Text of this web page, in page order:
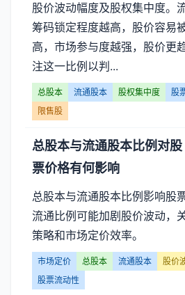
股价波动幅度及股权集中度。
筹码锁定程度越高，股价容易
高，市场参与度越强，股价更
注这一比例以判...
总股本 流通股本 股权集中度
股
限售股
总股本与流通股本比例对股
票价格有何影响
总股本与流通股本比例影响股
流通比例可能加剧股价波动，
策略和市场定价效率。
市场定价 总股本 流通股本
股价
股票流动性